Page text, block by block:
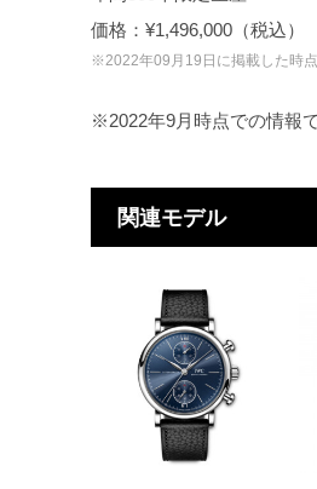
価格：¥1,496,000（税込）
※2022年09月19日に掲載した時点
※2022年9月時点での情報
関連モデル